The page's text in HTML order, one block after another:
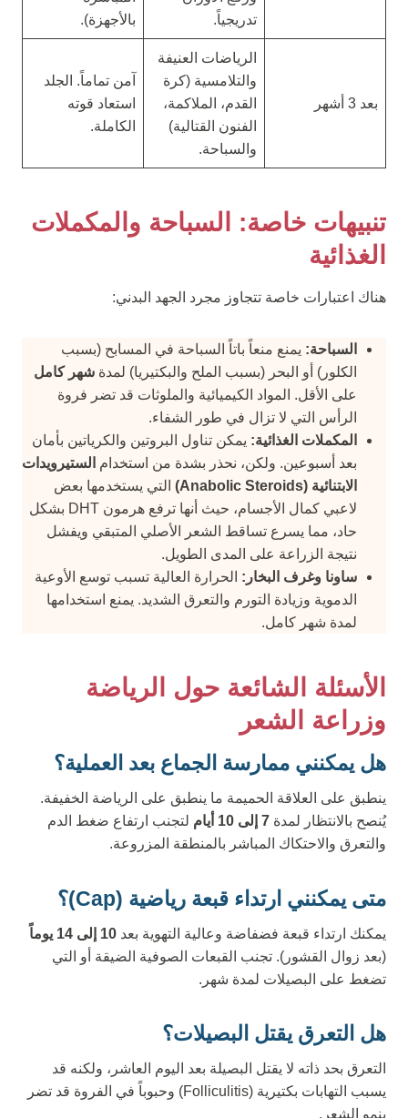
تدريجياً.
بالأجهزة).
بعد 3 أشهر
الرياضات العنيفة
والتلامسية (كرة
القدم، الملاكمة،
الفنون القتالية)
والسباحة.
آمن تماماً. الجلد
استعاد قوته
الكاملة.
تنبيهات خاصة: السباحة والمكملات
الغذائية
هناك اعتبارات خاصة تتجاوز مجرد الجهد البدني:
السباحة: يمنع منعاً باتاً السباحة في المسابح (بسبب
الكلور) أو البحر (بسبب الملح والبكتيريا) لمدة شهر كامل
على الأقل. المواد الكيميائية والملوثات قد تضر فروة
الرأس التي لا تزال في طور الشفاء.
المكملات الغذائية: يمكن تناول البروتين والكرياتين بأمان
بعد أسبوعين. ولكن، نحذر بشدة من استخدام الستيرويدات
الابتنائية (Anabolic Steroids)
التي يستخدمها بعض
لاعبي كمال الأجسام، حيث أنها ترفع هرمون DHT بشكل
حاد، مما يسرع تساقط الشعر الأصلي المتبقي ويفشل
نتيجة الزراعة على المدى الطويل.
ساونا وغرف البخار: الحرارة العالية تسبب توسع الأوعية
الدموية وزيادة التورم والتعرق الشديد. يمنع استخدامها
لمدة شهر كامل.
الأسئلة الشائعة حول الرياضة
وزراعة الشعر
هل يمكنني ممارسة الجماع بعد العملية؟
ينطبق على العلاقة الحميمة ما ينطبق على الرياضة الخفيفة.
يُنصح بالانتظار لمدة 7 إلى 10 أيام
لتجنب ارتفاع ضغط الدم
والتعرق والاحتكاك المباشر بالمنطقة المزروعة.
متى يمكنني ارتداء قبعة رياضية (Cap)؟
يمكنك ارتداء قبعة فضفاضة وعالية التهوية بعد 10 إلى 14 يوماً
(بعد زوال القشور). تجنب القبعات الصوفية الضيقة أو التي
تضغط على البصيلات لمدة شهر.
هل التعرق يقتل البصيلات؟
التعرق بحد ذاته لا يقتل البصيلة بعد اليوم العاشر، ولكنه قد
يسبب التهابات بكتيرية (Folliculitis) وحبوباً في الفروة قد تضر
بنمو الشعر.